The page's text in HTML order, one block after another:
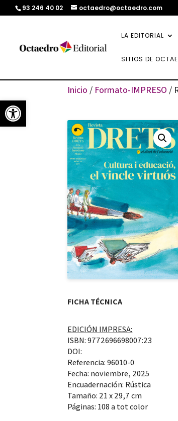
Abrir barra de herramientas
93 246 40 02 octaedro@octaedro.com
LA EDITORIAL
SITIOS DE
Inicio / Formato-IMPRESO /
FICHA TÉCNICA
EDICIÓN IMPRESA:
ISBN: 9772696698007:23
DOI:
Referencia: 96010-0
Fecha: noviembre, 2025
Encuadernación: Rústica
Tamaño: 21 x 29,7 cm
Páginas: 108 a tot color